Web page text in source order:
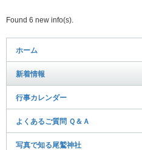
Found 6 new info(s).
ホーム
新着情報
行事カレンダー
よくあるご質問 Ｑ＆Ａ
写真で知る尾鷲神社